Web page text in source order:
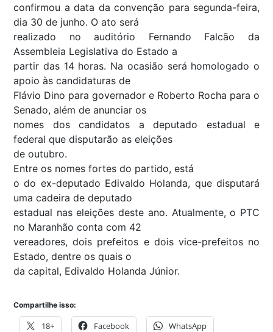
confirmou a data da convenção para segunda-feira,
dia 30 de junho. O ato será
realizado no auditório Fernando Falcão da
Assembleia Legislativa do Estado a
partir das 14 horas. Na ocasião será homologado o
apoio às candidaturas de
Flávio Dino para governador e Roberto Rocha para o
Senado, além de anunciar os
nomes dos candidatos a deputado estadual e
federal que disputarão as eleições
de outubro.
Entre os nomes fortes do partido, está
o do ex-deputado Edivaldo Holanda, que disputará
uma cadeira de deputado
estadual nas eleições deste ano. Atualmente, o PTC
no Maranhão conta com 42
vereadores, dois prefeitos e dois vice-prefeitos no
Estado, dentre os quais o
da capital, Edivaldo Holanda Júnior.
Compartilhe isso:
18+ Facebook WhatsApp